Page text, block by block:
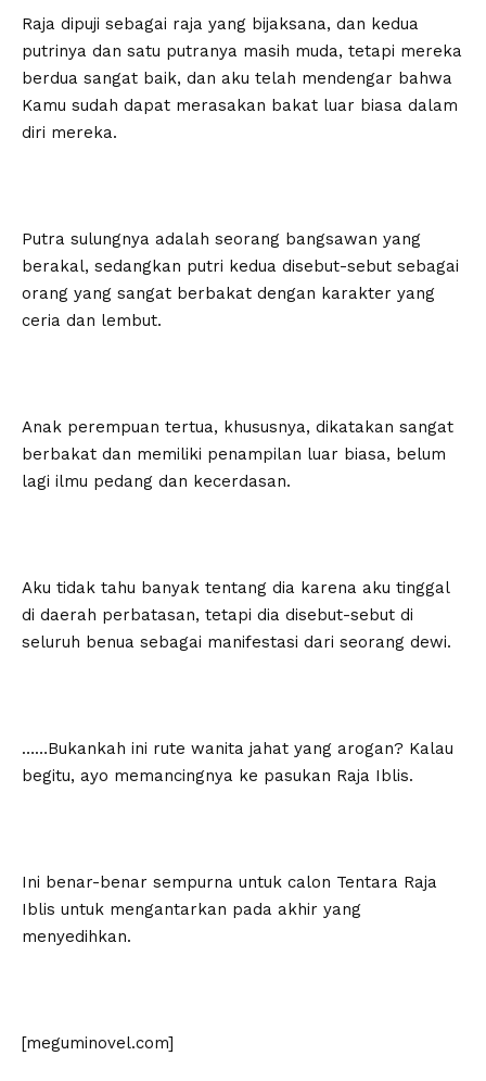
Raja dipuji sebagai raja yang bijaksana, dan kedua
putrinya dan satu putranya masih muda, tetapi mereka
berdua sangat baik, dan aku telah mendengar bahwa
Kamu sudah dapat merasakan bakat luar biasa dalam
diri mereka.
Putra sulungnya adalah seorang bangsawan yang
berakal, sedangkan putri kedua disebut-sebut sebagai
orang yang sangat berbakat dengan karakter yang
ceria dan lembut.
Anak perempuan tertua, khususnya, dikatakan sangat
berbakat dan memiliki penampilan luar biasa, belum
lagi ilmu pedang dan kecerdasan.
Aku tidak tahu banyak tentang dia karena aku tinggal
di daerah perbatasan, tetapi dia disebut-sebut di
seluruh benua sebagai manifestasi dari seorang dewi.
……Bukankah ini rute wanita jahat yang arogan? Kalau
begitu, ayo memancingnya ke pasukan Raja Iblis.
Ini benar-benar sempurna untuk calon Tentara Raja
Iblis untuk mengantarkan pada akhir yang
menyedihkan.
[meguminovel.com]